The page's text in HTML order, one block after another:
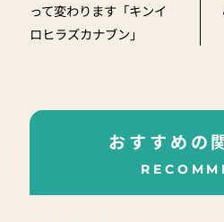
って変わります「キンイ
ロヒラズカナブン」
おすすめの